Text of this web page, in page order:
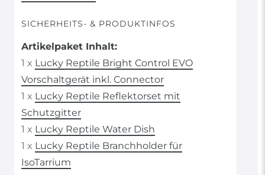
SICHERHEITS- & PRODUKTINFOS
Artikelpaket Inhalt:
1 x Lucky Reptile Bright Control EVO
Vorschaltgerät inkl. Connector
1 x Lucky Reptile Reflektorset mit
Schutzgitter
1 x Lucky Reptile Water Dish
1 x Lucky Reptile Branchholder für
IsoTarrium